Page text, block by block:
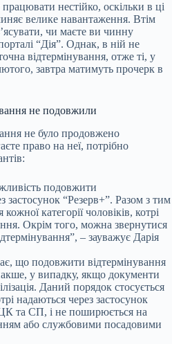
нестійко, оскільки в ці
велике навантаження. Втім
чи маєте ви чинну
“Дія”. Однак, в ній не
відтермінування, отже ті, у
завтра матимуть прочерк в
не подовжили
не було продовжено
право на неї, потрібно
подовжити
застосунок “Резерв+”. Разом з тим
категорії чоловіків, котрі
Окрім того, можна звернутися
– зауважує Дарія
що подовжити відтермінування
у випадку, якщо документи
Даний порядок стосується
надаються через застосунок
та СП, і не поширюється на
або службовими посадовими